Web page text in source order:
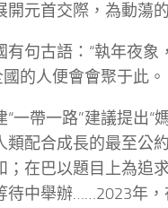
開元首交際，為動蕩
有句古語：“執年夜象
國的人便會會聚于此。
“一帶一路”建議提出“
類配合成長的最至公
；在巴以題目上為追
待中舉辦……2023年